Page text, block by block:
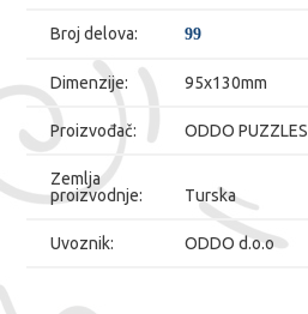
Broj delova: 99
Dimenzije: 95x130mm
Proizvođač: ODDO PUZZLES
Zemlja
proizvodnje:
Turska
Uvoznik: ODDO d.o.o